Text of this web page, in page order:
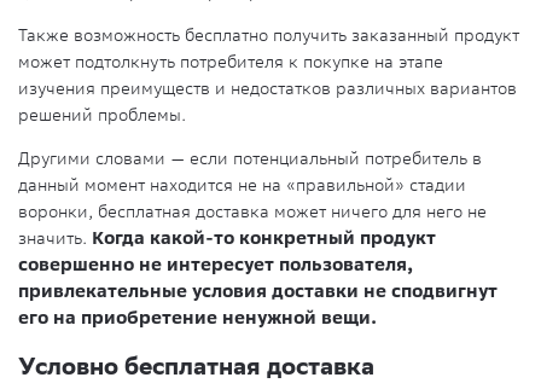
Также возможность бесплатно получить заказанный продукт
может подтолкнуть потребителя к покупке на этапе
изучения преимуществ и недостатков различных вариантов
решений проблемы.
Другими словами — если потенциальный потребитель в
данный момент находится не на «правильной» стадии
воронки, бесплатная доставка может ничего для него не
значить. Когда какой-то конкретный продукт
совершенно не интересует пользователя,
привлекательные условия доставки не сподвигнут
его на приобретение ненужной вещи.
Условно бесплатная доставка